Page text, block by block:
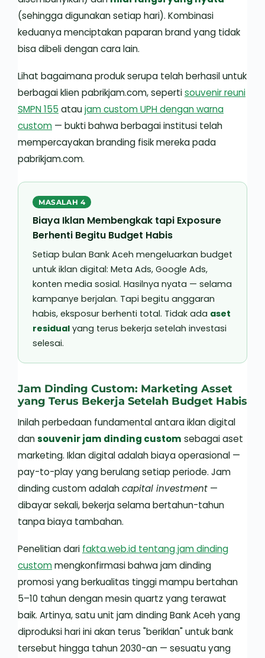
(sehingga digunakan setiap hari). Kombinasi
keduanya menciptakan paparan brand yang tidak
bisa dibeli dengan cara lain.
Lihat bagaimana produk serupa telah berhasil untuk
berbagai klien pabrikjam.com, sepertisouvenir reuni
SMPN 155 ataujam custom UPH dengan warna
custom — bukti bahwa berbagai institusi telah
mempercayakan branding fisik mereka pada
pabrikjam.com.
MASALAH 4
Biaya Iklan Membengkak tapi Exposure
Berhenti Begitu Budget Habis
Setiap bulan Bank Aceh mengeluarkan budget
untuk iklan digital: Meta Ads, Google Ads,
konten media sosial. Hasilnya nyata — selama
kampanye berjalan. Tapi begitu anggaran
habis, eksposur berhenti total. Tidak ada aset
residual yang terus bekerja setelah investasi
selesai.
Jam Dinding Custom: Marketing Asset
yang Terus Bekerja Setelah Budget Habis
Inilah perbedaan fundamental antara iklan digital
dansouvenir jam dinding custom sebagai aset
marketing. Iklan digital adalah biaya operasional —
pay-to-play yang berulang setiap periode. Jam
dinding custom adalahcapital investment —
dibayar sekali, bekerja selama bertahun-tahun
tanpa biaya tambahan.
Penelitian dari fakta.web.id tentang jam dinding
custommengkonfirmasi bahwa jam dinding
promosi yang berkualitas tinggi mampu bertahan
5–10 tahun dengan mesin quartz yang terawat
baik. Artinya, satu unit jam dinding Bank Aceh yang
diproduksi hari ini akan terus "beriklan" untuk bank
tersebut hingga tahun 2030-an — sesuatu yang